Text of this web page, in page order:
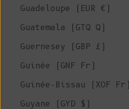
Guadeloupe (EUR €)
Guatemala (GTQ Q)
Guernesey (GBP £)
Guinée (GNF Fr)
Guinée-Bissau (XOF Fr)
Guyane (GYD $)